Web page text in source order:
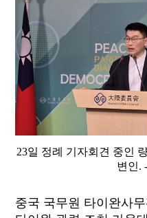
23일 정례 기자회견 중인
변인.
중국 국무원 타이완사